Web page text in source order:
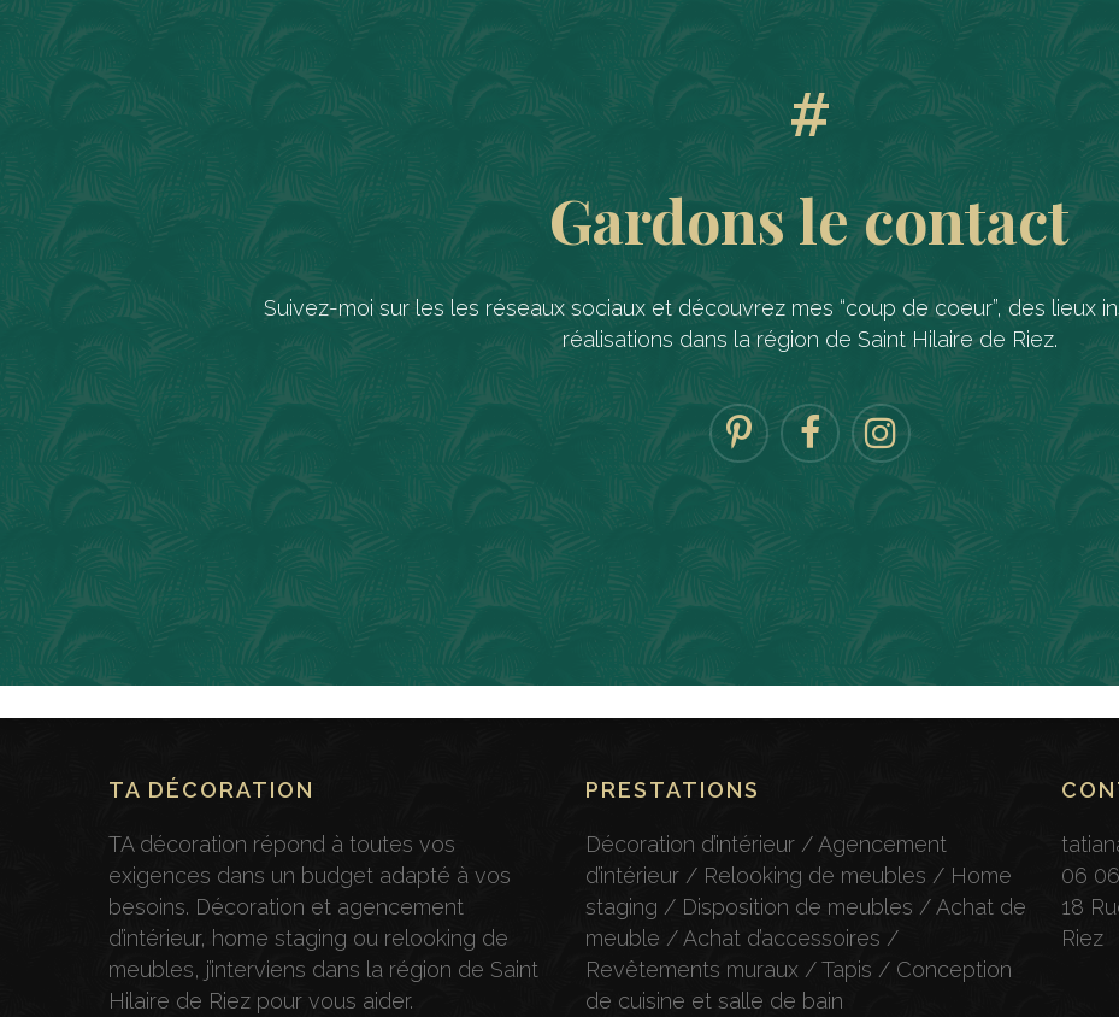
#
Gardons le contact
Suivez-moi sur les les réseaux sociaux et découvrez mes “coup de coeur”, des lieux
réalisations dans la région de Saint Hilaire de Riez.
TA DÉCORATION
TA décoration répond à toutes vos
exigences dans un budget adapté à vos
besoins. Décoration et agencement
d’intérieur, home staging ou relooking de
meubles, j’interviens dans la région de Saint
Hilaire de Riez pour vous aider.
PRESTATIONS
Décoration d’intérieur / Agencement
d’intérieur / Relooking de meubles / Home
staging / Disposition de meubles / Achat de
meuble / Achat d’accessoires /
Revêtements muraux / Tapis / Conception
de cuisine et salle de bain
06
18
Riez